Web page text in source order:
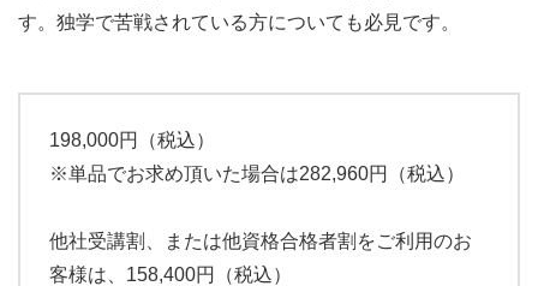
す。独学で苦戦されている方についても必見です。
198,000円（税込）
※単品でお求め頂いた場合は282,960円（税込）
他社受講割、または他資格合格者割をご利用のお
客様は、158,400円（税込）